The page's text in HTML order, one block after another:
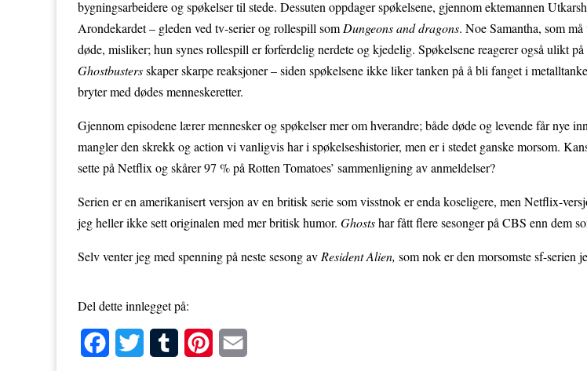
bygningsarbeidere og spøkelser til stede. Dessuten oppdager spøkelsene, gjennom ektemannen
Arondekardet – gleden ved tv-serier og rollespill somDungeons and dragons. Noe Samantha, som
døde, misliker; hun synes rollespill er forferdelig nerdete og kjedelig. Spøkelsene reagerer også ulikt
Ghostbustersskaper skarpe reaksjoner – siden spøkelsene ikke liker tanken på å bli fanget i
bryter med dødes menneskeretter.
Gjennom episodene lærer mennesker og spøkelser mer om hverandre; både døde og levende får nye
mangler den skrekk og action vi vanligvis har i spøkelseshistorier, men er i stedet ganske morsom.
sette på Netflix og skårer 97 % på Rotten Tomatoes’ sammenligning av anmeldelser?
Serien er en amerikanisert versjon av en britisk serie som visstnok er enda koseligere, men Netflix-
jeg heller ikke sett originalen med mer britisk humor. Ghostshar fått flere sesonger på CBS enn dem
Selv venter jeg med spenning på neste sesong avResident Alien, som nok er den morsomste sf-serien
Del dette innlegget på: